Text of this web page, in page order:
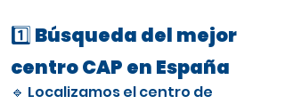
1️⃣ Búsqueda del mejor
centro CAP en España
🔹 Localizamos el centro de